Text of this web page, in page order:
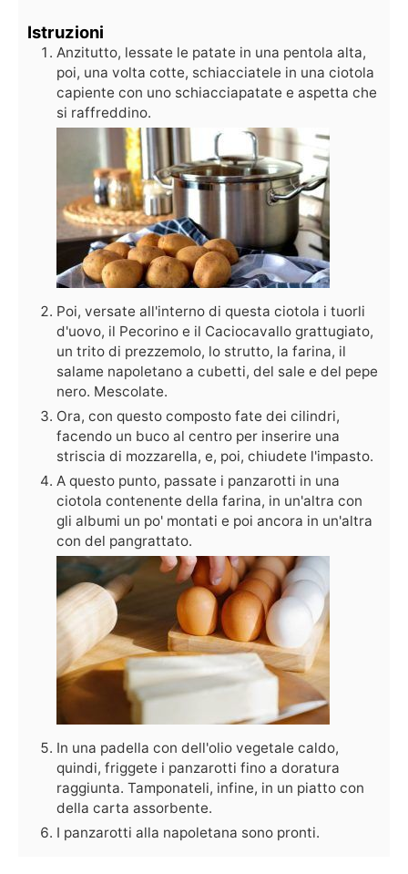
Istruzioni
Anzitutto, lessate le patate in una pentola alta,
poi, una volta cotte, schiacciatele in una ciotola
capiente con uno schiacciapatate e aspetta che
si raffreddino.
Poi, versate all'interno di questa ciotola i tuorli
d'uovo, il Pecorino e il Caciocavallo grattugiato,
un trito di prezzemolo, lo strutto, la farina, il
salame napoletano a cubetti, del sale e del pepe
nero. Mescolate.
Ora, con questo composto fate dei cilindri,
facendo un buco al centro per inserire una
striscia di mozzarella, e, poi, chiudete l'impasto.
A questo punto, passate i panzarotti in una
ciotola contenente della farina, in un'altra con
gli albumi un po' montati e poi ancora in un'altra
con del pangrattato.
In una padella con dell'olio vegetale caldo,
quindi, friggete i panzarotti fino a doratura
raggiunta. Tamponateli, infine, in un piatto con
della carta assorbente.
I panzarotti alla napoletana sono pronti.